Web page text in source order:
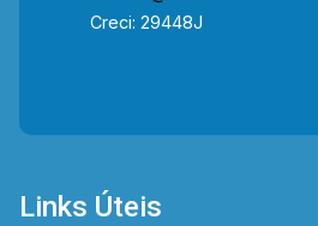
Creci: 29448J
Links Úteis